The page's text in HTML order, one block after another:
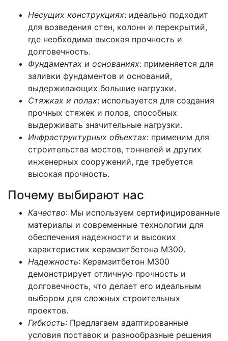
Несущих конструкциях: идеально подходит
для возведения стен, колонн и перекрытий,
где необходима высокая прочность и
долговечность.
Фундаментах и основаниях: применяется для
заливки фундаментов и оснований,
выдерживающих большие нагрузки.
Стяжках и полах: используется для создания
прочных стяжек и полов, способных
выдерживать значительные нагрузки.
Инфраструктурных объектах: применим для
строительства мостов, тоннелей и других
инженерных сооружений, где требуется
высокая прочность.
Почему выбирают нас
Качество: Мы используем сертифицированные
материалы и современные технологии для
обеспечения надежности и высоких
характеристик керамзитбетона М300.
Надежность: Керамзитбетон М300
демонстрирует отличную прочность и
долговечность, что делает его идеальным
выбором для сложных строительных
проектов.
Гибкость: Предлагаем адаптированные
условия поставок и разнообразные решения